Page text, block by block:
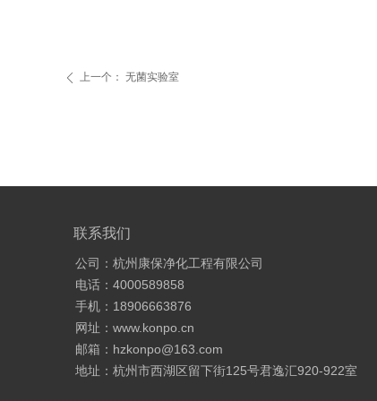
ꄴ 上一个： 无菌实验室
联系我们
公司：杭州康保净化工程有限公司
电话：4000589858
手机：18906663876
网址：www.konpo.cn
邮箱：hzkonpo@163.com
地址：杭州市西湖区留下街125号君逸汇920-922室